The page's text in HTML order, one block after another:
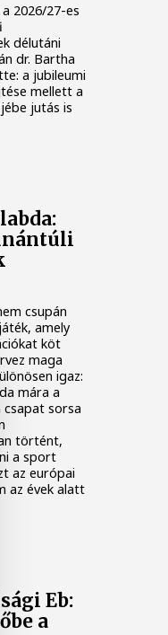
2026/27-es
délutáni
dr. Bartha
a jubileumi
mellett a
jutás is
csupán
amely
köt
maga
igaz:
mára a
csapat sorsa
történt,
a sport
az európai
az évek alatt
Eb:
a